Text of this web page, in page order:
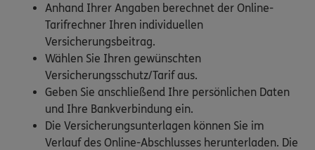
Anhand Ihrer Angaben berechnet der Online-
Tarifrechner Ihren individuellen
Versicherungsbeitrag.
Wählen Sie Ihren gewünschten
Versicherungsschutz/Tarif aus.
Geben Sie anschließend Ihre persönlichen Daten
und Ihre Bankverbindung ein.
Die Versicherungsunterlagen können Sie im
Verlauf des Online-Abschlusses herunterladen. Die